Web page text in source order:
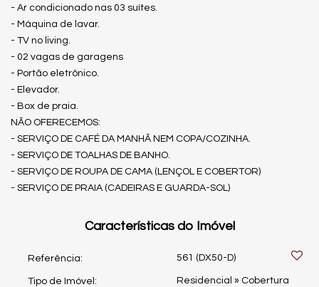
- Ar condicionado nas 03 suítes.
- Máquina de lavar.
- TV no living.
- 02 vagas de garagens
- Portão eletrônico.
- Elevador.
- Box de praia.
NÃO OFERECEMOS:
- SERVIÇO DE CAFÉ DA MANHÃ NEM COPA/COZINHA.
- SERVIÇO DE TOALHAS DE BANHO.
- SERVIÇO DE ROUPA DE CAMA (LENÇOL E COBERTOR)
- SERVIÇO DE PRAIA (CADEIRAS E GUARDA-SOL)
Características do Imóvel
Referência: 561 (DX50-D)
Tipo de Imóvel: Residencial » Cobertura